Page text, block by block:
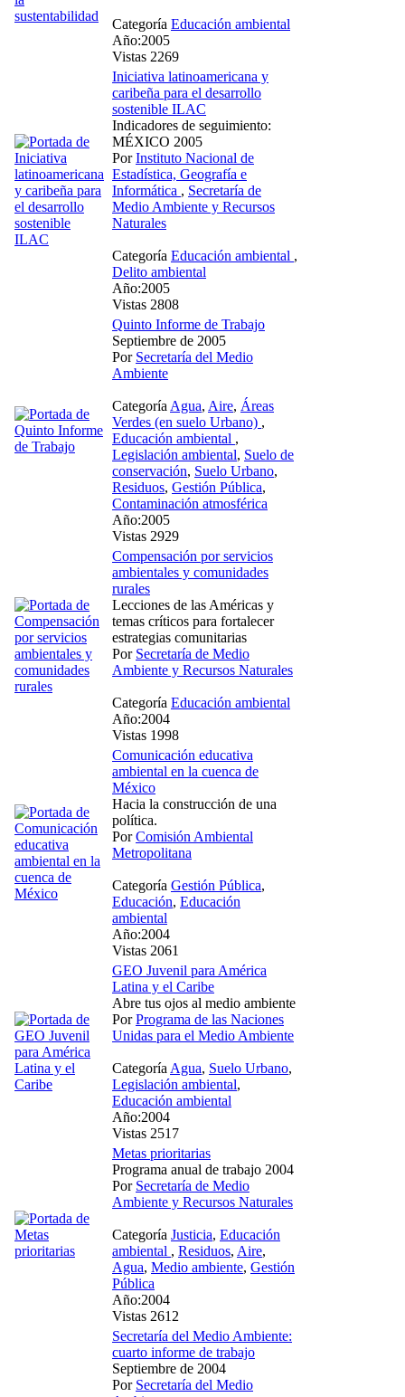
Categoría Educación ambiental
Año:2005
Vistas 2269
Iniciativa latinoamericana y
caribeña para el desarrollo
sostenible ILAC
Indicadores de seguimiento:
MÉXICO 2005
PorInstituto Nacional de
Estadística, Geografía e
Informática , Secretaría de
Medio Ambiente y Recursos
Naturales
Categoría Educación ambiental ,
Delito ambiental
Año:2005
Vistas 2808
Quinto Informe de Trabajo
Septiembre de 2005
Por Secretaría del Medio
Ambiente
Categoría Agua, Aire, Áreas
Verdes (en suelo Urbano) ,
Educación ambiental ,
Legislación ambiental, Suelo de
conservación, Suelo Urbano,
Residuos, Gestión Pública,
Contaminación atmosférica
Año:2005
Vistas 2929
Compensación por servicios
ambientales y comunidades
rurales
Lecciones de las Américas y
temas críticos para fortalecer
estrategias comunitarias
Por Secretaría de Medio
Ambiente y Recursos Naturales
Categoría Educación ambiental
Año:2004
Vistas 1998
Comunicación educativa
ambiental en la cuenca de
México
Hacia la construcción de una
política.
PorComisión Ambiental
Metropolitana
Categoría Gestión Pública,
Educación, Educación
ambiental
Año:2004
Vistas 2061
GEO Juvenil para América
Latina y el Caribe
Abre tus ojos al medio ambiente
PorPrograma de las Naciones
Unidas para el Medio Ambiente
Categoría Agua, Suelo Urbano,
Legislación ambiental,
Educación ambiental
Año:2004
Vistas 2517
Metas prioritarias
Programa anual de trabajo 2004
Por Secretaría de Medio
Ambiente y Recursos Naturales
Categoría Justicia, Educación
ambiental , Residuos, Aire,
Agua, Medio ambiente, Gestión
Pública
Año:2004
Vistas 2612
Secretaría del Medio Ambiente:
cuarto informe de trabajo
Septiembre de 2004
Por Secretaría del Medio